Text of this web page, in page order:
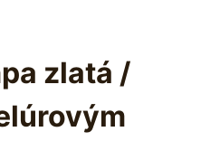
zlatá /